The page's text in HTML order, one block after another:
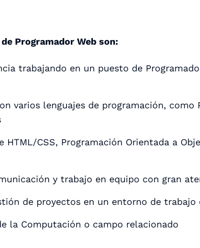
Programador Web son:
trabajando en un puesto de
varios lenguajes de programación, como
CSS, Programación Orientada a
y trabajo en equipo con gran
de proyectos en un entorno de trabajo
la Computación o campo relacionado